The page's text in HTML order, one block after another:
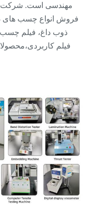
مهندسی است. شرکت ما
انواع چسب های ذوب
ذوب داغ، فیلم چسب ذوب
فیلم کاربردی،محصولات